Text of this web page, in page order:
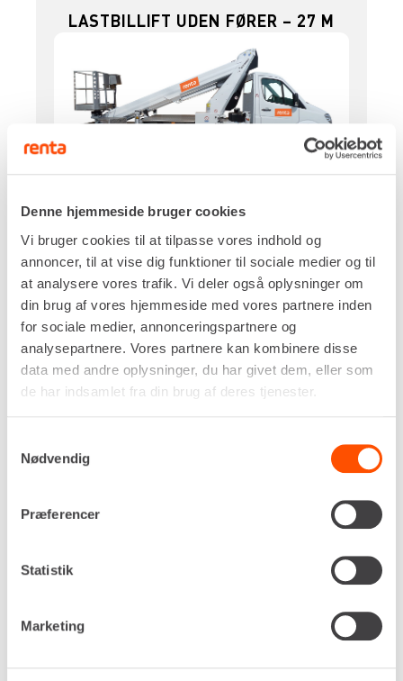
Denne hjemmeside bruger cookies
Vi bruger cookies til at tilpasse vores indhold og
annoncer, til at vise dig funktioner til sociale medier og til
at analysere vores trafik. Vi deler også oplysninger om
din brug af vores hjemmeside med vores partnere inden
for sociale medier, annonceringspartnere og
analysepartnere. Vores partnere kan kombinere disse
data med andre oplysninger, du har givet dem, eller som
de har indsamlet fra din brug af deres tjenester.
Nødvendig
Præferencer
Statistik
Marketing
LASTBILLIFT UDEN FØRER – 27 M
Drivkraft
Arbejdshøjde, maks.
27,00 m
Udlæg, maks.
14,80 m
Kurvlast, maks.
230 kg
Egenvægt
3.500 kg
Pr. dag DKK 4.773,00
Renta udlejer kun til erhverv. Gyldigt CVR-
LASTBILLIFT UDEN FØRER – 28 M